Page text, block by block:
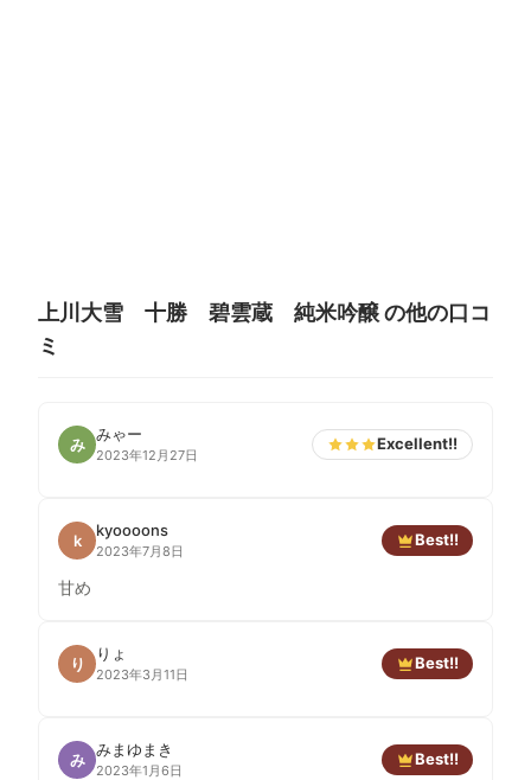
上川大雪 十勝 碧雲蔵 純米吟醸 の他の口コ
ミ
み
みゃー
2023年12月27日
Excellent!!
k
kyoooons
2023年7月8日
Best!!
甘め
り
りょ
2023年3月11日
Best!!
み
みまゆまき
2023年1月6日
Best!!